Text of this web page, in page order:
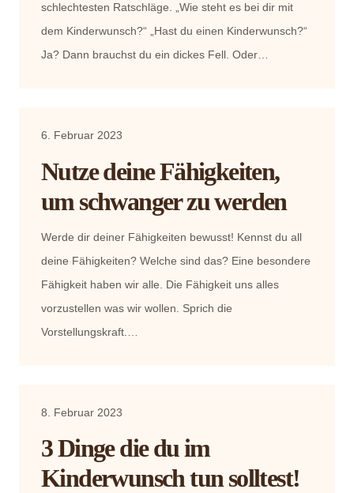
schlechtesten Ratschläge. „Wie steht es bei dir mit
dem Kinderwunsch?“ „Hast du einen Kinderwunsch?“
Ja? Dann brauchst du ein dickes Fell. Oder…
6. Februar 2023
Nutze deine Fähigkeiten,
um schwanger zu werden
Werde dir deiner Fähigkeiten bewusst! Kennst du all
deine Fähigkeiten? Welche sind das? Eine besondere
Fähigkeit haben wir alle. Die Fähigkeit uns alles
vorzustellen was wir wollen. Sprich die
Vorstellungskraft.…
8. Februar 2023
3 Dinge die du im
Kinderwunsch tun solltest!